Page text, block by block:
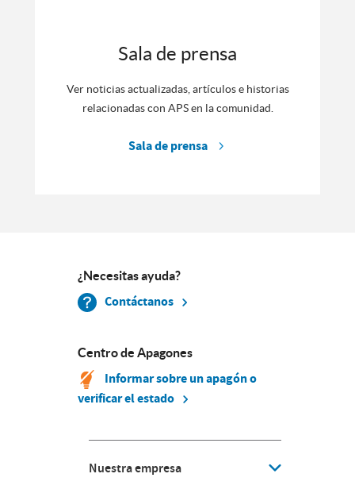
Sala de prensa
Ver noticias actualizadas, artículos e historias
relacionadas con APS en la comunidad.
Sala de prensa
¿Necesitas ayuda?
Contáctanos
Centro de Apagones
Informar sobre un apagón o
verificar el estado
Nuestra empresa